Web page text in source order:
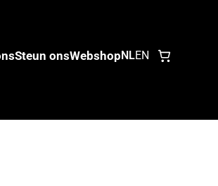
Steun onsWebshopNLEN